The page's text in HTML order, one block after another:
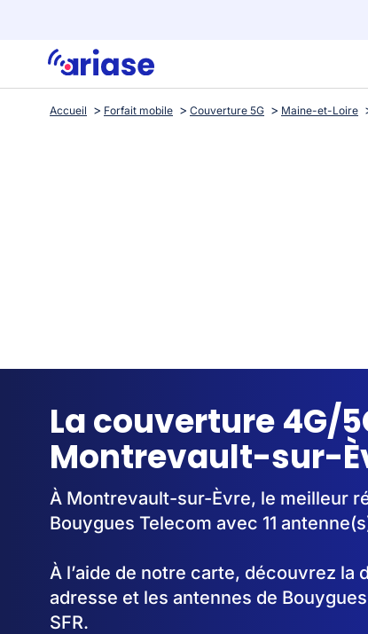
Accueil Forfait mobile Couverture 5G Maine-et-Loire
La couverture 4G/
Montrevault-sur-
À Montrevault-sur-Èvre, le meilleur
Bouygues Telecom avec 11
À l’aide de notre carte, découvrez la
adresse et les antennes de
SFR.